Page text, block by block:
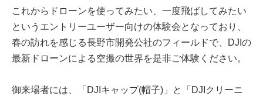
これからドローンを使ってみたい、一度飛ばしてみたい
というエントリーユーザー向けの体験会となっており、
春の訪れを感じる長野市開発公社のフィールドで、DJIの
最新ドローンによる空撮の世界を是非ご体験ください。
御来場者には、「DJIキャップ(帽子)」と「DJIクリーニ